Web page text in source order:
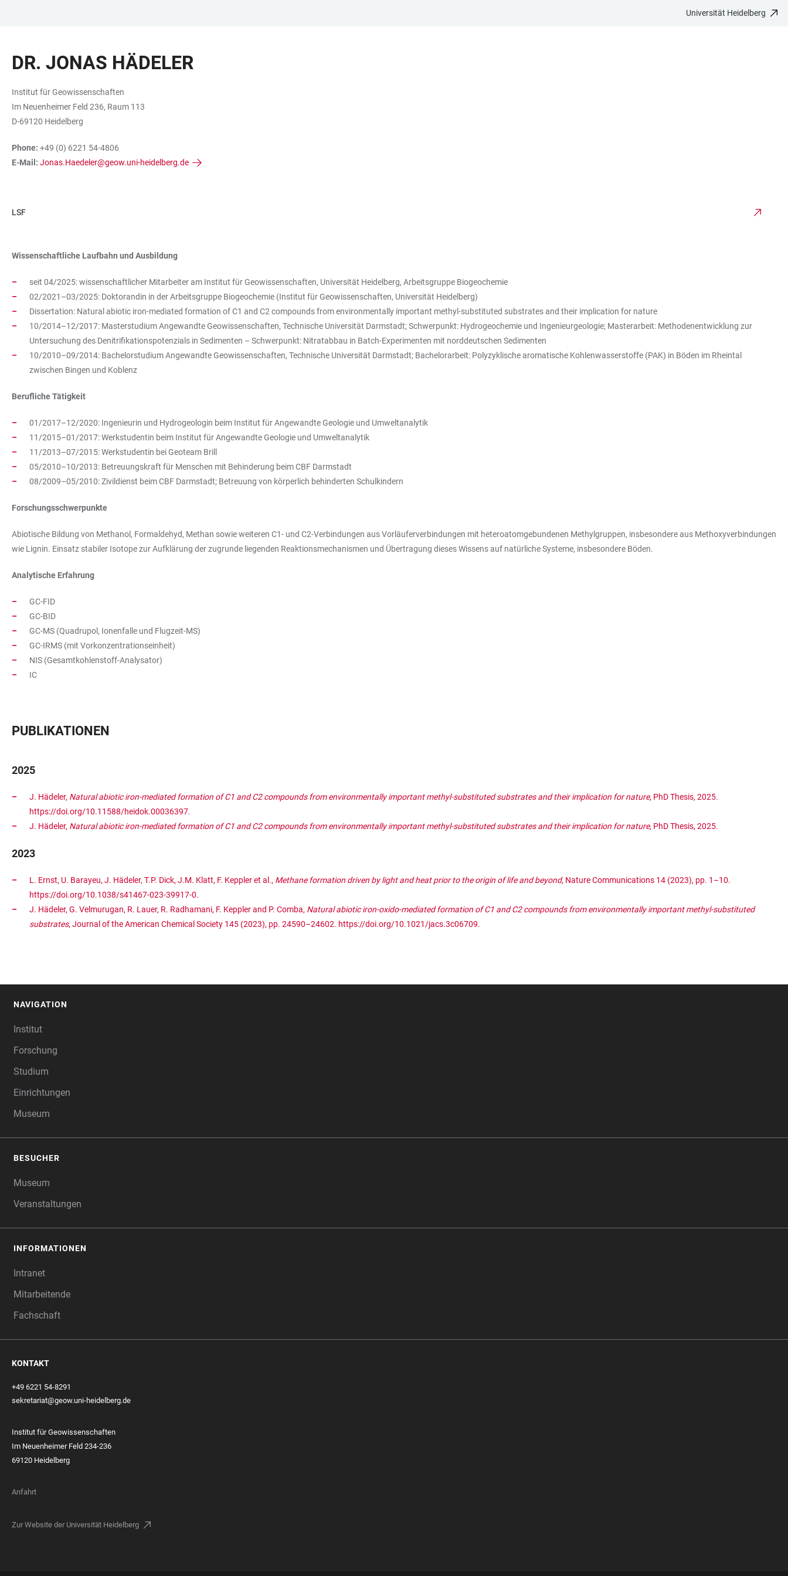
BARRIEREFREIHEIT
Universität Heidelberg
DR. JONAS HÄDELER
Institut für Geowissenschaften
Im Neuenheimer Feld 236, Raum 113
D-69120 Heidelberg
Phone: +49 (0) 6221 54-4806
E-Mail: Jonas.Haedeler@geow.uni-heidelberg.de
LSF
Wissenschaftliche Laufbahn und Ausbildung
seit 04/2025: wissenschaftlicher Mitarbeiter am Institut für Geowissenschaften, Universität Heidelberg, Arbeitsgruppe Biogeochemie
02/2021–03/2025: Doktorandin in der Arbeitsgruppe Biogeochemie (Institut für Geowissenschaften, Universität Heidelberg)
Dissertation: Natural abiotic iron-mediated formation of C1 and C2 compounds from environmentally important methyl-substituted substrates and their implication for nature
10/2014–12/2017: Masterstudium Angewandte Geowissenschaften, Technische Universität Darmstadt; Schwerpunkt: Hydrogeochemie und Ingenieurgeologie; Masterarbeit: Methodenentwicklung zur
Untersuchung des Denitrifikationspotenzials in Sedimenten – Schwerpunkt: Nitratabbau in Batch-Experimenten mit norddeutschen Sedimenten
10/2010–09/2014: Bachelorstudium Angewandte Geowissenschaften, Technische Universität Darmstadt; Bachelorarbeit: Polyzyklische aromatische Kohlenwasserstoffe (PAK) in Böden im Rheintal
zwischen Bingen und Koblenz
Berufliche Tätigkeit
01/2017–12/2020: Ingenieurin und Hydrogeologin beim Institut für Angewandte Geologie und Umweltanalytik
11/2015–01/2017: Werkstudentin beim Institut für Angewandte Geologie und Umweltanalytik
11/2013–07/2015: Werkstudentin bei Geoteam Brill
05/2010–10/2013: Betreuungskraft für Menschen mit Behinderung beim CBF Darmstadt
08/2009–05/2010: Zivildienst beim CBF Darmstadt; Betreuung von körperlich behinderten Schulkindern
Forschungsschwerpunkte
Abiotische Bildung von Methanol, Formaldehyd, Methan sowie weiteren C1- und C2-Verbindungen aus Vorläuferverbindungen mit heteroatomgebundenen Methylgruppen, insbesondere aus Methoxyverbindungen
wie Lignin. Einsatz stabiler Isotope zur Aufklärung der zugrunde liegenden Reaktionsmechanismen und Übertragung dieses Wissens auf natürliche Systeme, insbesondere Böden.
Analytische Erfahrung
GC-FID
GC-BID
GC-MS (Quadrupol, Ionenfalle und Flugzeit-MS)
GC-IRMS (mit Vorkonzentrationseinheit)
NIS (Gesamtkohlenstoff-Analysator)
IC
PUBLIKATIONEN
2025
J. Hädeler, Natural abiotic iron-mediated formation of C1 and C2 compounds from environmentally important methyl-substituted substrates and their implication for nature, PhD Thesis, 2025.
https://doi.org/10.11588/heidok.00036397.
J. Hädeler, Natural abiotic iron-mediated formation of C1 and C2 compounds from environmentally important methyl-substituted substrates and their implication for nature, PhD Thesis, 2025.
2023
L. Ernst, U. Barayeu, J. Hädeler, T.P. Dick, J.M. Klatt, F. Keppler et al., Methane formation driven by light and heat prior to the origin of life and beyond, Nature Communications 14 (2023), pp. 1–10.
https://doi.org/10.1038/s41467-023-39917-0.
J. Hädeler, G. Velmurugan, R. Lauer, R. Radhamani, F. Keppler and P. Comba, Natural abiotic iron-oxido-mediated formation of C1 and C2 compounds from environmentally important methyl-substituted
substrates, Journal of the American Chemical Society 145 (2023), pp. 24590–24602. https://doi.org/10.1021/jacs.3c06709.
NAVIGATION
Institut
Forschung
Studium
Einrichtungen
Museum
BESUCHER
Museum
Veranstaltungen
INFORMATIONEN
Intranet
Mitarbeitende
Fachschaft
KONTAKT
+49 6221 54-8291
sekretariat@geow.uni-heidelberg.de
Institut für Geowissenschaften
Im Neuenheimer Feld 234-236
69120 Heidelberg
Anfahrt
Zur Website der Universität Heidelberg